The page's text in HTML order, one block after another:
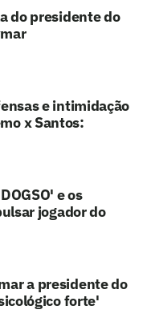
do presidente do
e intimidação
x Santos:
e os
jogador do
a presidente do
forte'